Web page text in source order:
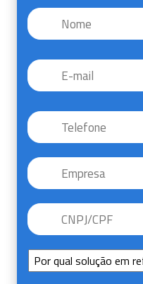
Nome *
E-
mail
Telefone *
Empresa
CNPJ/CPF
Sem
Título